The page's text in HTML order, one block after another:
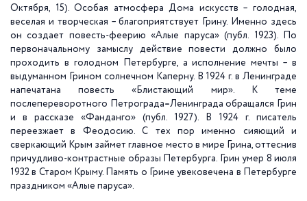
Октября, 15). Особая атмосфера Дома искусств – голодная,
веселая и творческая – благоприятствует Грину. Именно здесь
он создает повесть-феерию «Алые паруса» (публ. 1923). По
первоначальному замыслу действие повести должно было
проходить в голодном Петербурге, а исполнение мечты – в
выдуманном Грином солнечном Каперну. В 1924 г. в Ленинграде
напечатана повесть «Блистающий мир». К теме
послепереворотного Петрограда–Ленинграда обращался Грин
и в рассказе «Фанданго» (публ. 1927). В 1924 г. писатель
переезжает в Феодосию. С тех пор именно сияющий и
сверкающий Крым займет главное место в мире Грина, оттеснив
причудливо-контрастные образы Петербурга. Грин умер 8 июля
1932 в Старом Крыму. Память о Грине увековечена в Петербурге
праздником «Алые паруса».